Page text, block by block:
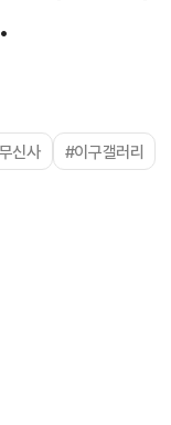
신사 #이구갤러리